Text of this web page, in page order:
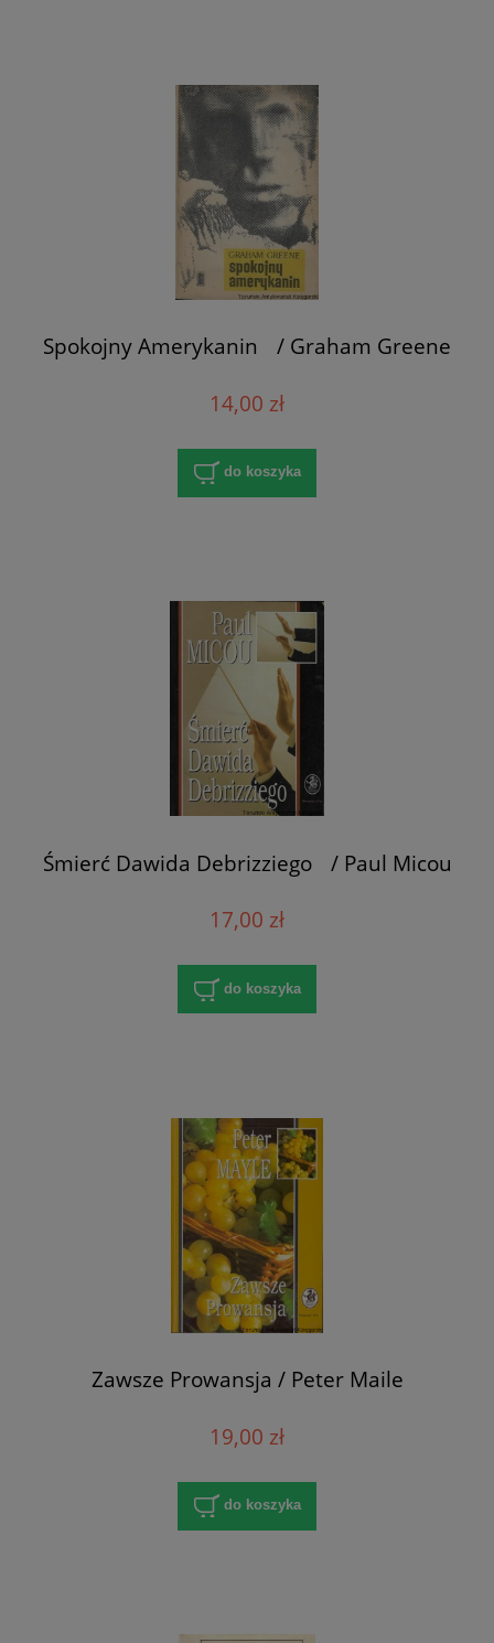
Spokojny Amerykanin / Graham Greene
14,00 zł
do koszyka
Śmierć Dawida Debrizziego / Paul Micou
17,00 zł
do koszyka
Zawsze Prowansja / Peter Maile
19,00 zł
do koszyka